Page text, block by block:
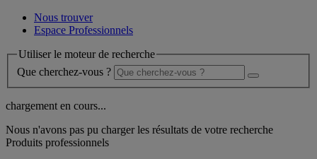
Nous trouver
Espace Professionnels
Utiliser le moteur de recherche
Que cherchez-vous ?
chargement en cours...
Nous n'avons pas pu charger les résultats de votre recherche
Produits professionnels